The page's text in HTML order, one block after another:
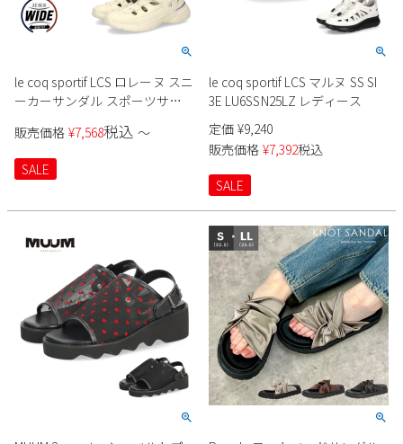
le coq sportif LCS ロレーヌ スニ
ーカーサンダル スポーツサン
販売価格 ¥7,568税込 〜
SALE
le coq sportif LCS マルヌ SS SI
3E LU6SSN25LZ レディース
定価 ¥9,240
販売価格 ¥7,392税込
SALE